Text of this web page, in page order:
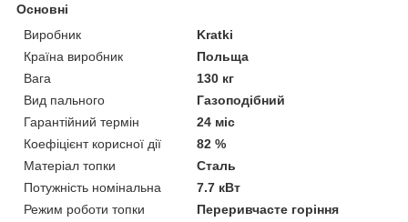
Основні
Виробник
Kratki
Країна виробник
Польща
Вага
130 кг
Вид пального
Газоподібний
Гарантійний термін
24 міс
Коефіцієнт корисної дії
82 %
Матеріал топки
Сталь
Потужність номінальна
7.7 кВт
Режим роботи топки
Переривчасте горіння